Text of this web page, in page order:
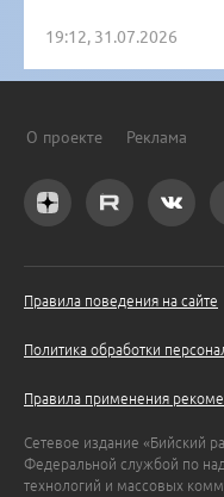
19:12, 31.07.2026
О проекте Реклама
Правила поведения на сайте
Политика обработки
Правила применения
Сетевое издание «Бийский
Федеральной службой по
технологий и массовых